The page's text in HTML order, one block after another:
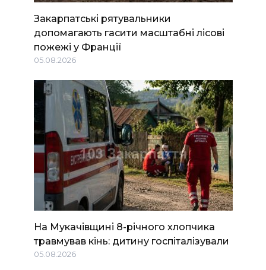
Закарпатські рятувальники
допомагають гасити масштабні лісові
пожежі у Франції
05.08.2026
На Мукачівщині 8-річного хлопчика
травмував кінь: дитину госпіталізували
05.08.2026